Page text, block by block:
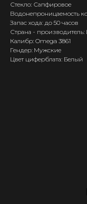
Стекло: Сапфировое
Водонепроницаемость
Запас хода: до 50 часов
Страна -
Калибр: Omega 3861
Гендер: Мужские
Цвет циферблата: Белый